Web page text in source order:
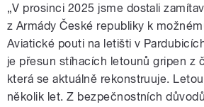
„V prosinci 2025 jsme dostali
z Armády České republiky k
Aviatické pouti na letišti v
je přesun stíhacích letounů gripen z
která se aktuálně rekonstruuje.
několik let. Z bezpečnostních